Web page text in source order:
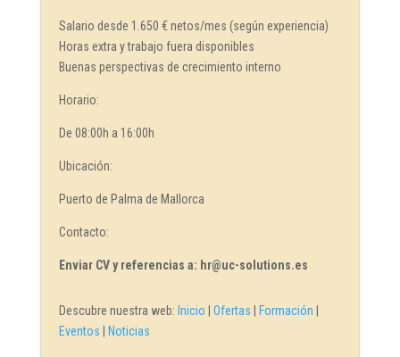
Salario desde 1.650 € netos/mes (según experiencia)
Horas extra y trabajo fuera disponibles
Buenas perspectivas de crecimiento interno
Horario:
De 08:00h a 16:00h
Ubicación:
Puerto de Palma de Mallorca
Contacto:
Enviar CV y referencias a: hr@uc-solutions.es
Descubre nuestra web: Inicio Ofertas Formación
Eventos
Noticias